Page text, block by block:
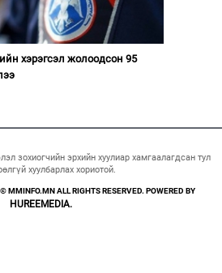
хэрэгсэл жолоодсон 95
зохиогчийн эрхийн хуулиар хамгаалагдсан тул
хуулбарлах хориотой.
MMINFO.MN ALL RIGHTS RESERVED. POWERED BY
HUREEMEDIA.